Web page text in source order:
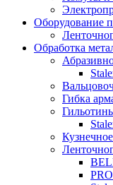
Оборудование
Обработка
Гибка